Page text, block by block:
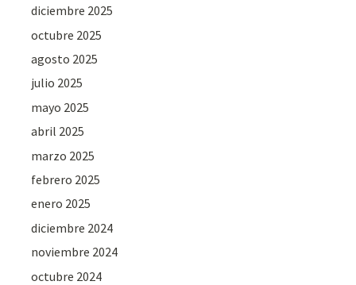
diciembre 2025
octubre 2025
agosto 2025
julio 2025
mayo 2025
abril 2025
marzo 2025
febrero 2025
enero 2025
diciembre 2024
noviembre 2024
octubre 2024